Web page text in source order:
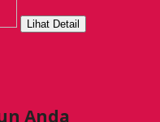
Lihat Detail
Anda